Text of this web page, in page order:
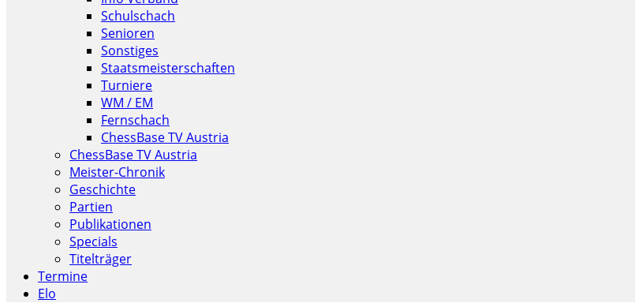
Schulschach
Senioren
Sonstiges
Staatsmeisterschaften
Turniere
WM / EM
Fernschach
ChessBase TV Austria
ChessBase TV Austria
Meister-Chronik
Geschichte
Partien
Publikationen
Specials
Titelträger
Termine
Elo